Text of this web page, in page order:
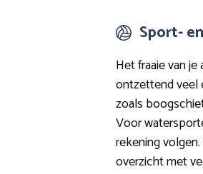
Sport-
Het fraaie van
ontzettend veel
zoals
Voor
rekening
overzicht met